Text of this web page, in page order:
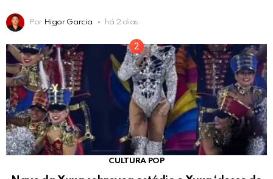
Por Higor Garcia há 2 dias
CULTURA POP